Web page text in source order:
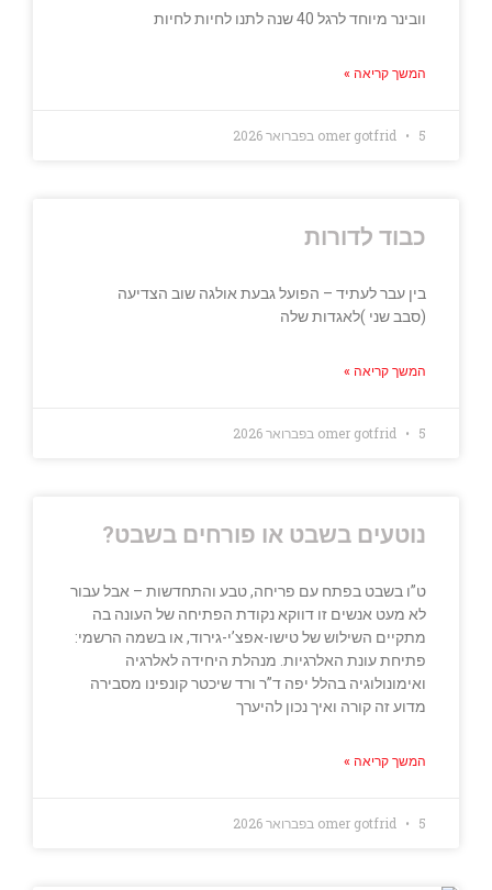
וובינר מיוחד לרגל 40 שנה לתנו לחיות לחיות
המשך קריאה »
omer gotfrid 5 בפברואר 2026
כבוד לדורות
בין עבר לעתיד – הפועל גבעת אולגה שוב הצדיעה
(סבב שני )לאגדות שלה
המשך קריאה »
omer gotfrid 5 בפברואר 2026
נוטעים בשבט או פורחים בשבט?
ט”ו בשבט בפתח עם פריחה, טבע והתחדשות – אבל עבור
לא מעט אנשים זו דווקא נקודת הפתיחה של העונה בה
מתקיים השילוש של טישו-אפצ’י-גירוד, או בשמה הרשמי:
פתיחת עונת האלרגיות. מנהלת היחידה לאלרגיה
ואימונולוגיה בהלל יפה ד”ר ורד שיכטר קונפינו מסבירה
מדוע זה קורה ואיך נכון להיערך
המשך קריאה »
omer gotfrid 5 בפברואר 2026